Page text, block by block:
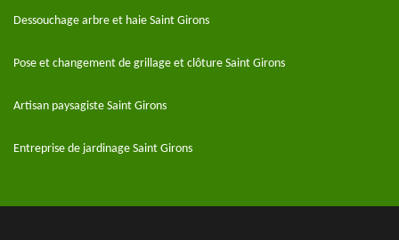
Dessouchage arbre et haie Saint Girons
Pose et changement de grillage et clôture Saint Girons
Artisan paysagiste Saint Girons
Entreprise de jardinage Saint Girons